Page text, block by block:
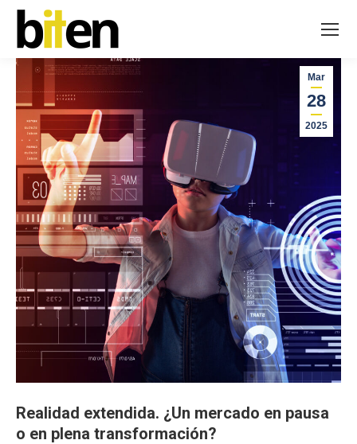
Mar
28
2025
Realidad extendida. ¿Un mercado en pausa
o en plena transformación?